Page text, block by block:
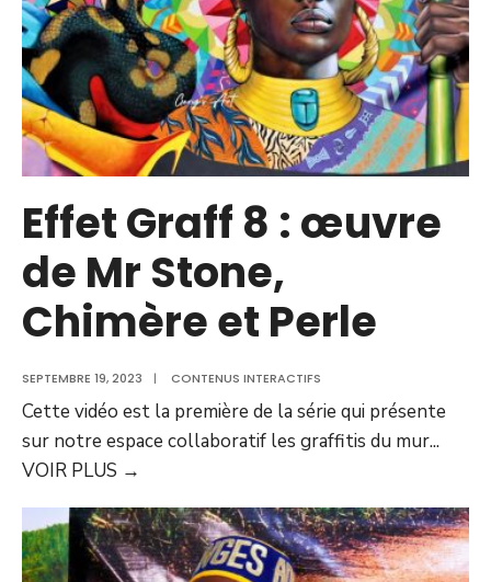
Effet Graff 8 : œuvre
de Mr Stone,
Chimère et Perle
SEPTEMBRE 19, 2023 | CONTENUS INTERACTIFS
Cette vidéo est la première de la série qui présente
sur notre espace collaboratif les graffitis du mur...
VOIR PLUS →